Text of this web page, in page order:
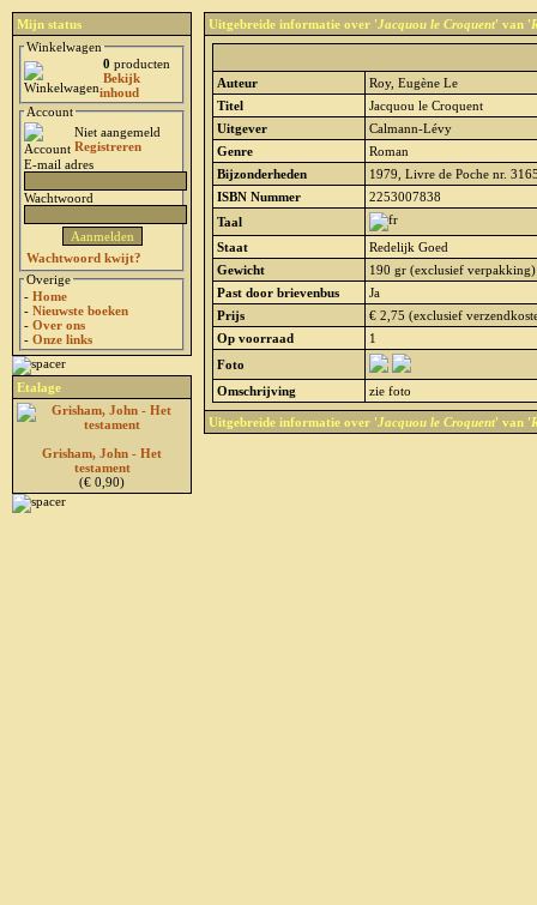
Mijn status
Winkelwagen
0 producten
Bekijk
inhoud
Account
Niet aangemeld
Registreren
E-mail adres
Wachtwoord
Wachtwoord kwijt?
Overige
- Home
- Nieuwste boeken
- Over ons
- Onze links
Etalage
Grisham, John - Het
testament
(€ 0,90)
Uitgebreide informatie over 'Jacquou le Croquent' van '
Auteur
Roy, Eugène Le
Titel
Jacquou le Croquent
Uitgever
Calmann-Lévy
Genre
Roman
Bijzonderheden
1979, Livre de Poche nr.
ISBN Nummer
2253007838
Taal
Staat
Redelijk Goed
Gewicht
190 gr (exclusief verpakking)
Past door brievenbus
Ja
Prijs
€ 2,75 (exclusief
Op voorraad
1
Foto
Omschrijving
zie foto
Uitgebreide informatie over 'Jacquou le Croquent' van '